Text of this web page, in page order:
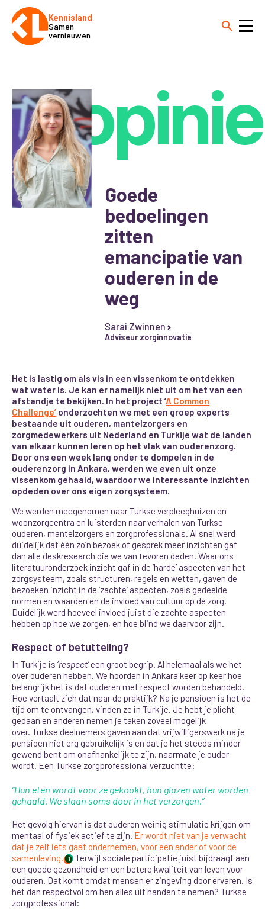
Kennisland
Samen
vernieuwen
opinie
Goede
bedoelingen
zitten
emancipatie van
ouderen in de
weg
Sarai Zwinnen
Adviseur zorginnovatie
Het is lastig om als vis in een vissenkom te ontdekken
wat water is. Je kan er namelijk niet uit om het van een
afstandje te bekijken. In het project ‘A Common
Challenge’ onderzochten we met een groep experts
bestaande uit ouderen, mantelzorgers en
zorgmedewerkers uit Nederland en Turkije wat de landen
van elkaar kunnen leren op het vlak van ouderenzorg.
Door ons een week lang onder te dompelen in de
ouderenzorg in Ankara, werden we even uit onze
vissenkom gehaald, waardoor we interessante inzichten
opdeden over ons eigen zorgsysteem.
We werden meegenomen naar Turkse verpleeghuizen en
woonzorgcentra en luisterden naar verhalen van Turkse
ouderen, mantelzorgers en zorgprofessionals. Al snel werd
duidelijk dat één zo’n bezoek of gesprek meer inzichten gaf
dan alle deskresearch die we van tevoren deden. Waar ons
literatuuronderzoek inzicht gaf in de ‘harde’ aspecten van het
zorgsysteem, zoals structuren, regels en wetten, gaven de
bezoeken inzicht in de ‘zachte’ aspecten, zoals gedeelde
normen en waarden en de invloed van cultuur op de zorg.
Duidelijk werd hoeveel invloed juist die zachte aspecten
hebben op hoe we zorgen, en hoe blind we daarvoor zijn.
Respect of betutteling?
In Turkije is ‘respect’een groot begrip. Al helemaal als we het
over ouderen hebben. We hoorden in Ankara keer op keer hoe
belangrijk het is dat ouderen met respect worden behandeld.
Hoe vertaalt zich dat naar de praktijk? Na je pensioen is het de
tijd om te ontvangen, vinden ze in Turkije. Je hebt je plicht
gedaan en anderen nemen je taken zoveel mogelijk
over. Turkse deelnemers gaven aan dat vrijwilligerswerk na je
pensioen niet erg gebruikelijk is en dat je het steeds minder
gewend bent om onafhankelijk te zijn, naarmate je ouder
wordt. Een Turkse zorgprofessional verzuchtte:
“Hun eten wordt voor ze gekookt, hun glazen water worden
gehaald. We slaan soms door in het verzorgen.”
Het gevolg hiervan is dat ouderen weinig stimulatie krijgen om
mentaal of fysiek actief te zijn. Er wordt niet van je verwacht
dat je zelf iets gaat ondernemen, voor een ander of voor de
samenleving. 1 Terwijl sociale participatie juist bijdraagt aan
een goede gezondheid en een betere kwaliteit van leven voor
ouderen. Dat komt omdat mensen er zingeving door ervaren. Is
het dan respectvol om hen alles uit handen te nemen? Turkse
zorgprofessional: